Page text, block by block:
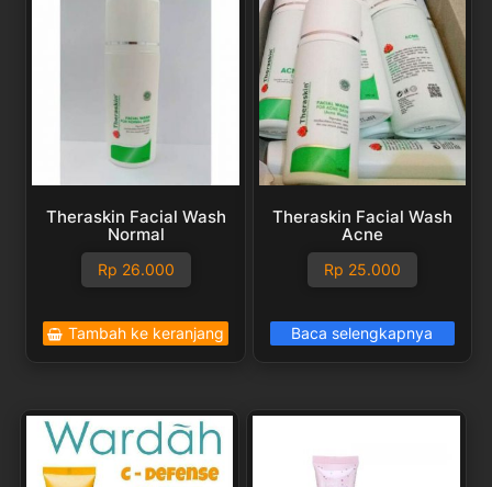
Theraskin Facial Wash
Normal
Rp 26.000
Tambah ke keranjang
Theraskin Facial Wash
Acne
Rp 25.000
Baca selengkapnya